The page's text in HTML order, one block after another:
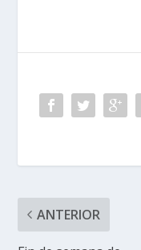
ANTERIOR